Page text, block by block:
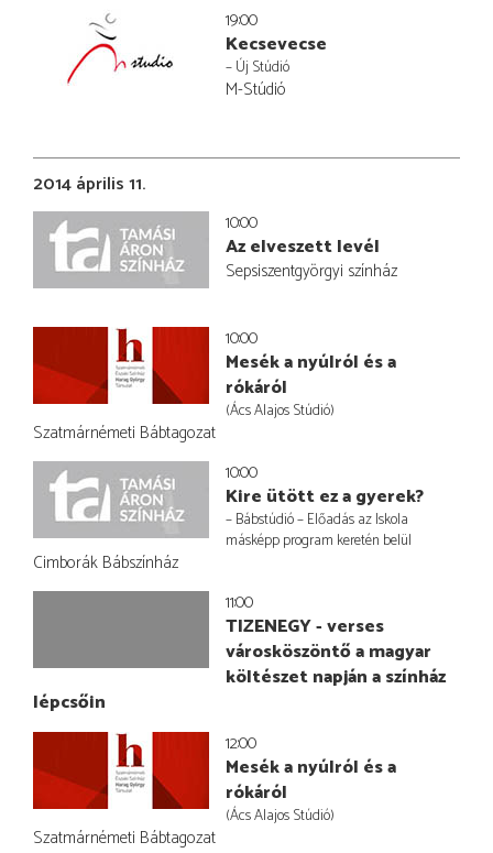
19:00
Kecsevecse
– Új Stúdió
M-Stúdió
2014 április 11.
10:00
Az elveszett levél
Sepsiszentgyörgyi színház
10:00
Mesék a nyúlról és a
rókáról
(Ács Alajos Stúdió)
Szatmárnémeti Bábtagozat
10:00
Kire ütött ez a gyerek?
– Bábstúdió – Előadás az Iskola
másképp program keretén belül
Cimborák Bábszínház
11:00
TIZENEGY - verses
városköszöntő a magyar
költészet napján a színház
lépcsőin
12:00
Mesék a nyúlról és a
rókáról
(Ács Alajos Stúdió)
Szatmárnémeti Bábtagozat